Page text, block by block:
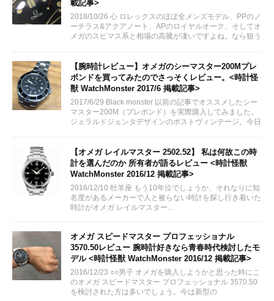
載記事>
2018/10/26 心 ロレックスのほぼ全メンズモデル、PPのノ
ーチラス&アクアノート、APのロイヤルオーク、そしてオ
メガのスピマス系と相場の高騰が凄いですよね。なら狙う
【腕時計レビュー】オメガのシーマスター200Mプレ
ボンドを買ってみたのでさっそくレビュー。<時計怪
獣 WatchMonster 2017/6 掲載記事>
2017/6/29 Black monster 以前の記事でオススメしたシー
マスター200M（プレボンド）を実際購入してみました。
ジェラルドジェンタデザインのポストヴィンテージ。今日
【オメガ レイルマスター 2502.52】 私は何故この時
計を選んだのか 所有者が語るレビュー <時計怪獣
WatchMonster 2016/12 掲載記事>
2016/12/10 牡羊座 もう10年位でしょうか、それなりに知
名度があるメーカーで人と被らない時計を探し行き着いた
時計がオメガ レイルマスター...
オメガ スピードマスター プロフェッショナル
3570.50レビュー 腕時計好きなら青春時代検討したモ
デル <時計怪獣 WatchMonster 2016/12 掲載記事>
2016/12/23 ○○男子 オメガを購入しようかと思った時にこ
のオメガ スピードマスター プロフェッショナル 3570.50
を検討された方は多いでしょう。今は新型の